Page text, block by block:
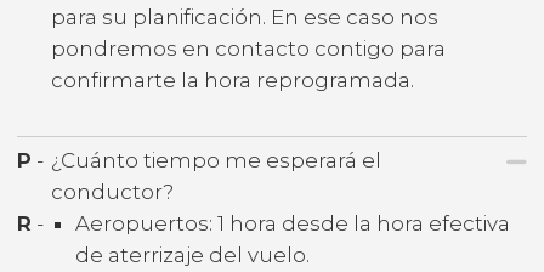
para su planificación. En ese caso nos
pondremos en contacto contigo para
confirmarte la hora reprogramada.
P - ¿Cuánto tiempo me esperará el
conductor?
R -
Aeropuertos: 1 hora desde la hora efectiva
de aterrizaje del vuelo.